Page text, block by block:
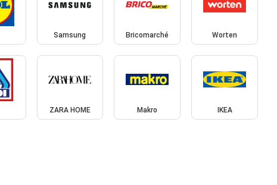
Samsung Bricomarché Worten
ZARA HOME Makro IKEA